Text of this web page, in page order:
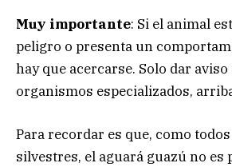
Muy importante: Si el animal
peligro o presenta un
hay que acercarse. Solo dar
organismos especializados,
Para recordar es que, como
silvestres, el aguará guazú no es